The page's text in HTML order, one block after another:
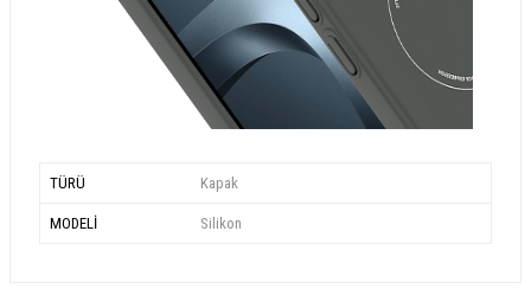
TÜRÜ Kapak
MODELİ Silikon